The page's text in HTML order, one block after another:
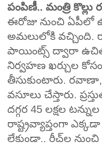
పంపిణీ.. మంత్రి కొల్లు
ఈరోజు నుంచి ఏపీలో
అమలులోకి వచ్చింది.
పాయింట్స్ ద్వారా ఉచిత
నిర్వహణ ఖర్చుల
తీసుకుంటారు.
వసూలు చేస్తారు.
దగ్గర 45 లక్షల
రాష్ట్రవ్యాప్తంగా
లేకుండా.. రీచ్‌ల